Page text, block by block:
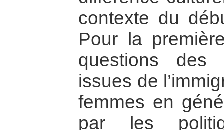
contexte du
Pour la
questions des
issues de
femmes en
par les